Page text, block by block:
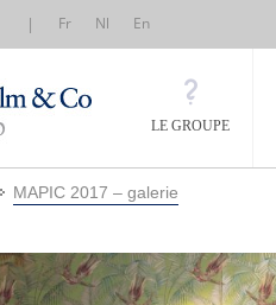
| Fr Nl En
LE GROUPE
MAPIC 2017 – galerie